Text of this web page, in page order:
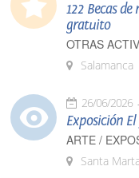
122 Becas
gratuito
OTRAS
Salamanca
26/06/2026
Exposición
ARTE /
Santa